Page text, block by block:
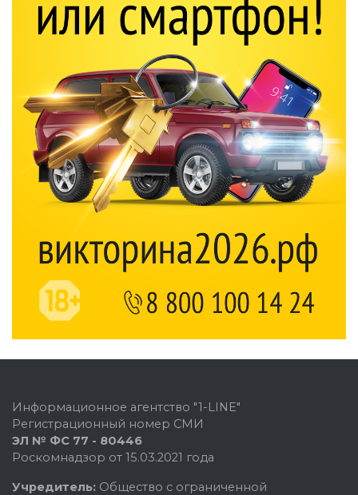
Информационное агентство "1-LINE"
Регистрационный номер СМИ
ЭЛ № ФС 77 - 80446
Роскомнадзор от 15.03.2021 года
Учредитель: Общество с ограниченной